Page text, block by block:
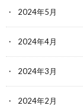
2024年5月
2024年4月
2024年3月
2024年2月